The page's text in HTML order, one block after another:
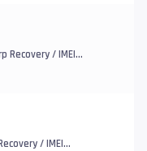
Recovery / IMEI
/ IMEI